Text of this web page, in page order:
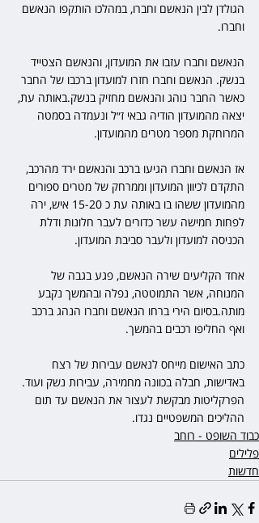
הגולדן לבין הנאשם וחברו, במהלכו הותקפו הנאשם
וחברו.
הנאשם וחברו עזבו את המועדון, והנאשם הצטייד
בנשק. הנאשם וחברו חזרו למועדון ברכבו של החבר
כאשר החבר נוהג והנאשם מחזיק בנשק.באותה עת,
יצאה מהמועדון הודיה גבאי ז״ל ונעמדה בסמטה
המרוחקת מספר מטרים מהמועדון.
אז הנאשם וחברו הגיעו ברכב והנאשם ירד מהרכב,
התקדם לכיוון המועדון וממרחק של מטרים ספורים
מהמועדון ששהו בו באותה עת כ 15-20 איש, ירה
לפחות חמישה עשר כדורים לעבר חלונות ודלת
הכניסה למועדון ולעבר סביבת המועדון.
אחד הקליעים שירה הנאשם, פגע בגבה של
המנוחה, אשר התמוטטה, נפלה ובהמשך נקבע
מותה.בסיום הירי ברחו הנאשם וחברו הנהג ברכב
ואף החליפו רכבים בהמשך.
כתב האישום מייחס לנאשם עבירות של רצח
באדישות, חבלה בכוונה מחמירה, עבירות נשק ועוד.
הפרקליטות מבקשת לעצור את הנאשם עד תום
ההליכים המשפטיים נגדו.
כבוד השופט - רוחב
פלילים
חדשות